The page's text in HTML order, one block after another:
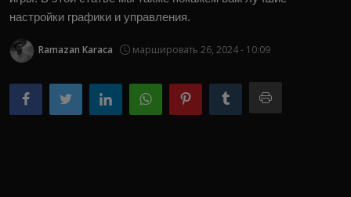
настройки графики и управления.
Ramazan Karaca маршировать 26, 2024 - 10:09